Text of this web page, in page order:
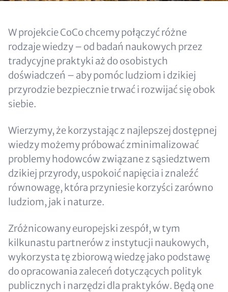
Content
W projekcie CoCo chcemy połączyć różne
rodzaje wiedzy – od badań naukowych przez
tradycyjne praktyki aż do osobistych
doświadczeń – aby pomóc ludziom i dzikiej
przyrodzie bezpiecznie trwać i rozwijać się obok
siebie.
Wierzymy, że korzystając z najlepszej dostępnej
wiedzy możemy próbować zminimalizować
problemy hodowców związane z sąsiedztwem
dzikiej przyrody, uspokoić napięcia i znaleźć
równowagę, która przyniesie korzyści zarówno
ludziom, jak i naturze.
Zróżnicowany europejski zespół, w tym
kilkunastu partnerów z instytucji naukowych,
wykorzysta tę zbiorową wiedzę jako podstawę
do opracowania zaleceń dotyczących polityk
publicznych i narzędzi dla praktyków. Będą one